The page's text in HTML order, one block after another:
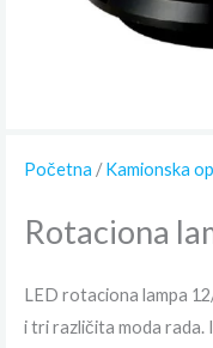
Početna /Kamionska
Rotaciona
LED rotaciona lampa
i tri različita moda rada.